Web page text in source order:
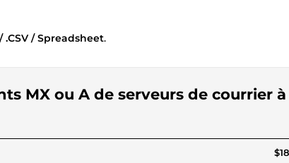
/ .CSV / Spreadsheet.
MX ou A de serveurs de courrier à